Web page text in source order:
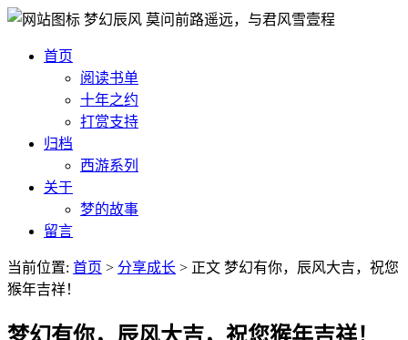
梦幻辰风 莫问前路遥远，与君风雪壹程
首页
阅读书单
十年之约
打赏支持
归档
西游系列
关于
梦的故事
留言
当前位置: 首页 > 分享成长 > 正文 梦幻有你，辰风大吉，祝您
猴年吉祥！